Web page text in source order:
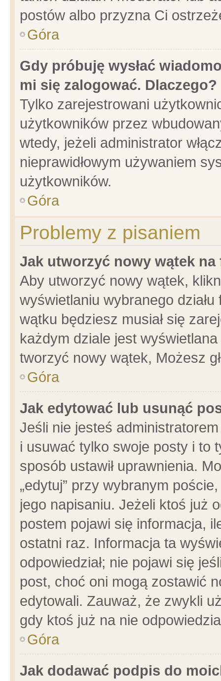
postów albo przyzna Ci
Góra
Gdy próbuję wysłać
mi się zalogować. Dlaczego?
Tylko zarejestrowani
użytkowników przez
wtedy, jeżeli administrator
nieprawidłowym używaniem
użytkowników.
Góra
Problemy z pisaniem
Jak utworzyć nowy wątek na
Aby utworzyć nowy wątek,
wyświetlaniu wybranego
wątku będziesz musiał się
każdym dziale jest
tworzyć nowy wątek, Możesz
Góra
Jak edytować lub usunąć
Jeśli nie jesteś
i usuwać tylko swoje posty i to
sposób ustawił uprawnienia.
„edytuj” przy wybranym
jego napisaniu. Jeżeli ktoś już
postem pojawi się informacja,
ostatni raz. Informacja ta
odpowiedział; nie pojawi się
post, choć oni mogą zostawić
edytowali. Zauważ, że zwykli
gdy ktoś już na nie
Góra
Jak dodawać podpis do